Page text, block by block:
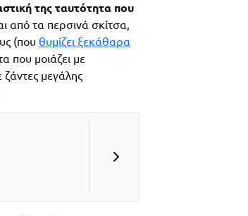
της ταυτότητα που
από τα περσινά σκίτσα,
(που θυμίζει ξεκάθαρα
που μοιάζει με
μεγάλης